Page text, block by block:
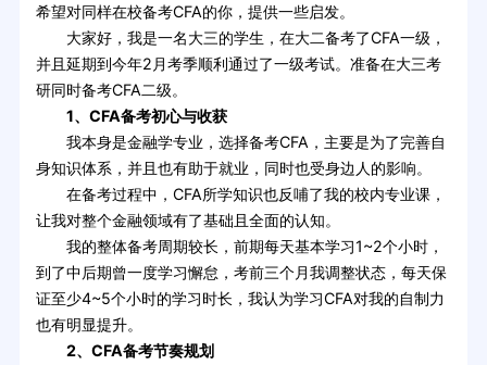
希望对同样在校备考CFA的你，提供一些启发。
大家好，我是一名大三的学生，在大二备考了CFA一级，
并且延期到今年2月考季顺利通过了一级考试。准备在大三考
研同时备考CFA二级。
1、CFA备考初心与收获
我本身是金融学专业，选择备考CFA，主要是为了完善自
身知识体系，并且也有助于就业，同时也受身边人的影响。
在备考过程中，CFA所学知识也反哺了我的校内专业课，
让我对整个金融领域有了基础且全面的认知。
我的整体备考周期较长，前期每天基本学习1~2个小时，
到了中后期曾一度学习懈怠，考前三个月我调整状态，每天保
证至少4~5个小时的学习时长，我认为学习CFA对我的自制力
也有明显提升。
2、CFA备考节奏规划